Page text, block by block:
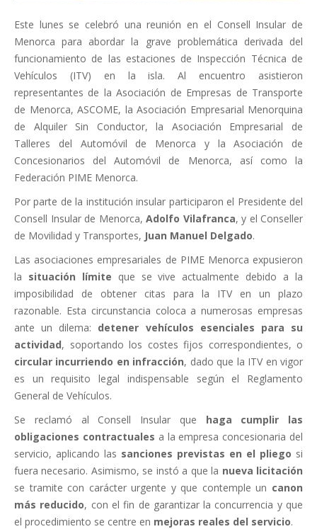
Este lunes se celebró una reunión en el Consell Insular de
Menorca para abordar la grave problemática derivada del
funcionamiento de las estaciones de Inspección Técnica de
Vehículos (ITV) en la isla. Al encuentro asistieron
representantes de la Asociación de Empresas de Transporte
de Menorca, ASCOME, la Asociación Empresarial Menorquina
de Alquiler Sin Conductor, la Asociación Empresarial de
Talleres del Automóvil de Menorca y la Asociación de
Concesionarios del Automóvil de Menorca, así como la
Federación PIME Menorca.
Por parte de la institución insular participaron el Presidente del
Consell Insular de Menorca, Adolfo Vilafranca, y el Conseller
de Movilidad y Transportes, Juan Manuel Delgado.
Las asociaciones empresariales de PIME Menorca expusieron
la situación límite que se vive actualmente debido a la
imposibilidad de obtener citas para la ITV en un plazo
razonable. Esta circunstancia coloca a numerosas empresas
ante un dilema: detener vehículos esenciales para su
actividad, soportando los costes fijos correspondientes, o
circular incurriendo en infracción, dado que la ITV en vigor
es un requisito legal indispensable según el Reglamento
General de Vehículos.
Se reclamó al Consell Insular que haga cumplir las
obligaciones contractuales a la empresa concesionaria del
servicio, aplicando las sanciones previstas en el pliego si
fuera necesario. Asimismo, se instó a que la nueva licitación
se tramite con carácter urgente y que contemple un canon
más reducido, con el fin de garantizar la concurrencia y que
el procedimiento se centre en mejoras reales del servicio.